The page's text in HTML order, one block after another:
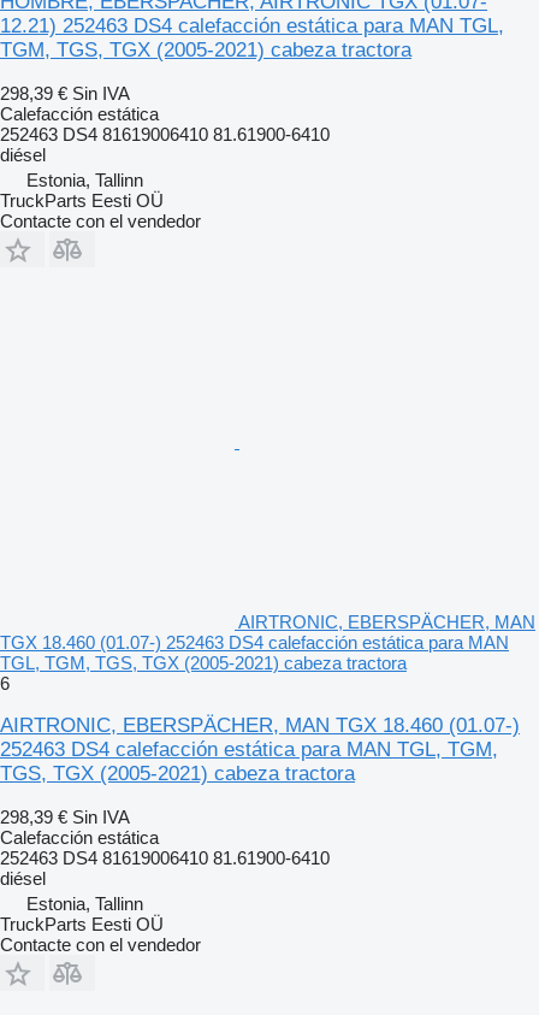
12.21) 252463 DS4 calefacción estática para MAN TGL,
TGM, TGS, TGX (2005-2021) cabeza tractora
298,39 € Sin IVA
Calefacción estática
252463 DS4 81619006410 81.61900-6410
diésel
Estonia, Tallinn
TruckParts Eesti OÜ
Contacte con el vendedor
AIRTRONIC, EBERSPÄCHER, MAN
TGX 18.460 (01.07-) 252463 DS4 calefacción estática para MAN
TGL, TGM, TGS, TGX (2005-2021) cabeza tractora
6
AIRTRONIC, EBERSPÄCHER, MAN TGX 18.460 (01.07-)
252463 DS4 calefacción estática para MAN TGL, TGM,
TGS, TGX (2005-2021) cabeza tractora
298,39 € Sin IVA
Calefacción estática
252463 DS4 81619006410 81.61900-6410
diésel
Estonia, Tallinn
TruckParts Eesti OÜ
Contacte con el vendedor